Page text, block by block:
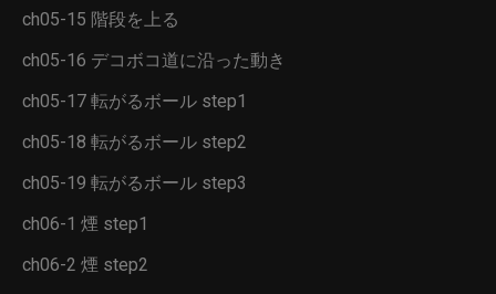
ch05-15 階段を上る
ch05-16 デコボコ道に沿った動き
ch05-17 転がるボール step1
ch05-18 転がるボール step2
ch05-19 転がるボール step3
ch06-1 煙 step1
ch06-2 煙 step2